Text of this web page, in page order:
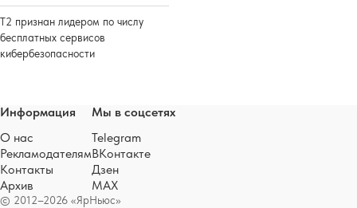
Т2 признан лидером по числу
бесплатных сервисов
кибербезопасности
© 2012–2026 «ЯрНьюс»
Информация
О нас
Рекламодателям
Контакты
Архив
Мы в соцсетях
Telegram
ВКонтакте
Дзен
MAX